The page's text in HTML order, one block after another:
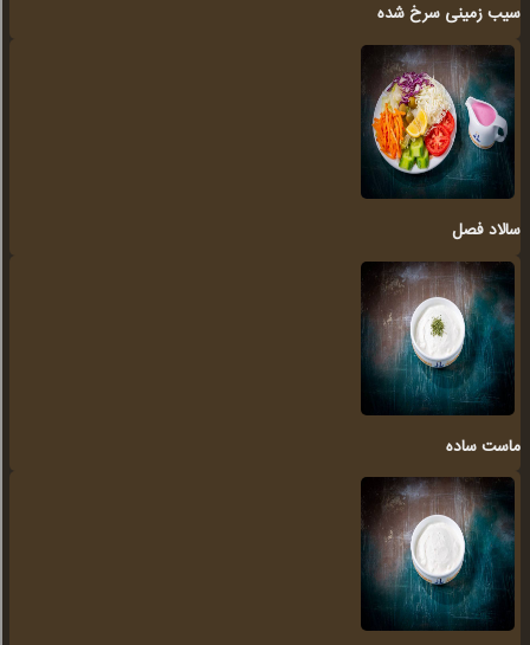
سیب زمینی سرخ شده
سالاد فصل
ماست ساده